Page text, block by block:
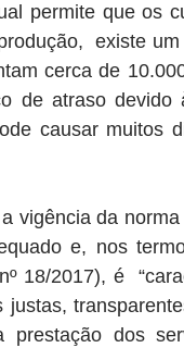
permite que os
existe
cerca de
de atraso
causar muitos
vigência da
e, nos
18/2017), é
prestação dos